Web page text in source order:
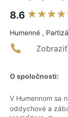
8.6
Humenné ,
O spoločnosti:
V Humennom sa
oddychové a